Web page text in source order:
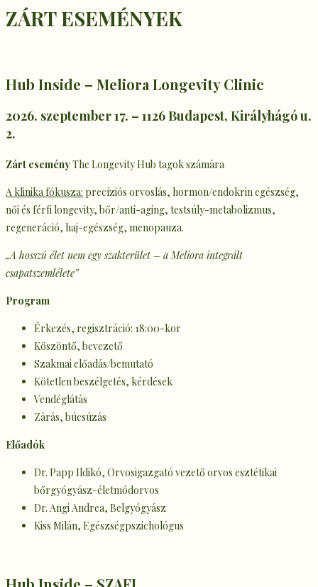
ZÁRT ESEMÉNYEK
Hub Inside – Meliora Longevity Clinic
2026. szeptember 17. – 1126 Budapest, Királyhágó u.
2.
Zárt eseményThe Longevity Hub tagok számára
A klinika fókusza: precíziós orvoslás, hormon/endokrin egészség,
női és férfi longevity, bőr/anti-aging, testsúly-metabolizmus,
regeneráció, haj-egészség, menopauza.
„A hosszú élet nem egy szakterület – a Meliora integrált
csapatszemlélete”
Program
Érkezés, regisztráció: 18:00-kor
Köszöntő, bevezető
Szakmai előadás/bemutató
Kötetlen beszélgetés, kérdések
Vendéglátás
Zárás, búcsúzás
Előadók
Dr. Papp Ildikó, Orvosigazgató vezető orvos esztétikai
bőrgyógyász-életmódorvos
Dr. Angi Andrea, Belgyógyász
Kiss Milán, Egészségpszichológus